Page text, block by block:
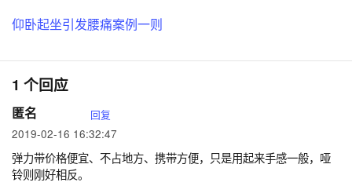
仰卧起坐引发腰痛案例一则
1 个回应
匿名 回复
2019-02-16 16:32:47
弹力带价格便宜、不占地方、携带方便，只是用起来手感一般，哑
铃则刚好相反。